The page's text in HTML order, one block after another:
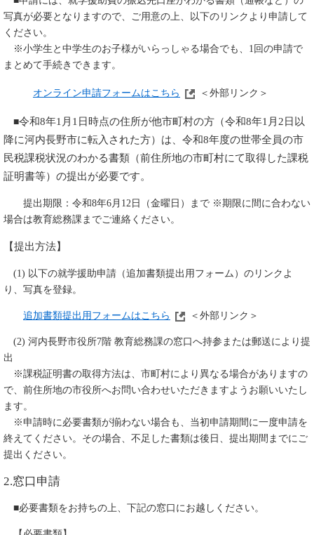
写真が必要となりますので、ご用意の上、以下のリンクより申請して
ください。
※小学生と中学生のお子様がいらっしゃる場合でも、1回の申請で
まとめて手続きできます。
オンライン申請フォームはこちら ＜外部リンク＞
■令和8年1月1日時点の住所が他市町村の方（令和8年1月2日以
降に河内長野市に転入された方）は、令和8年度の世帯全員の市
民税課税状況のわかる書類（前住所地の市町村にて取得した課税
証明書等）の提出が必要です。
提出期限：令和8年6月12日（金曜日）まで ※期限に間に合わない
場合は教育総務課までご連絡ください。
【提出方法】
(1) 以下の就学援助申請（追加書類提出用フォーム）のリンクよ
り、写真を登録。
追加書類提出用フォームはこちら ＜外部リンク＞
(2) 河内長野市役所7階 教育総務課の窓口へ持参または郵送により提
出
※課税証明書の取得方法は、市町村により異なる場合がありますの
で、前住所地の市役所へお問い合わせいただきますようお願いいたし
ます。
※申請時に必要書類が揃わない場合も、当初申請期間に一度申請を
終えてください。その場合、不足した書類は後日、提出期間までにご
提出ください。
2.窓口申請
■必要書類をお持ちの上、下記の窓口にお越しください。